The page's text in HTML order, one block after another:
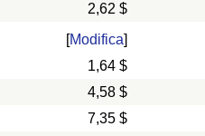
2,62 $
[Modifica]
1,64 $
4,58 $
7,35 $